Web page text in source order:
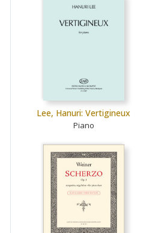
Lee, Hanuri: Vertigineux
Piano